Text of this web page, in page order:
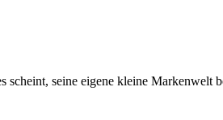
seine eigene kleine